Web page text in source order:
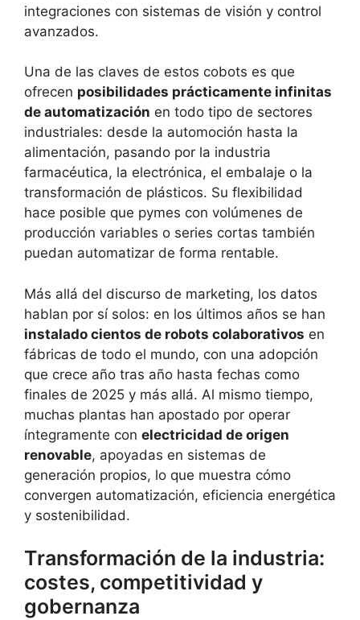
integraciones con sistemas de visión y control
avanzados.
Una de las claves de estos cobots es que
ofrecen posibilidades prácticamente infinitas
de automatización en todo tipo de sectores
industriales: desde la automoción hasta la
alimentación, pasando por la industria
farmacéutica, la electrónica, el embalaje o la
transformación de plásticos. Su flexibilidad
hace posible que pymes con volúmenes de
producción variables o series cortas también
puedan automatizar de forma rentable.
Más allá del discurso de marketing, los datos
hablan por sí solos: en los últimos años se han
instalado cientos de robots colaborativos en
fábricas de todo el mundo, con una adopción
que crece año tras año hasta fechas como
finales de 2025 y más allá. Al mismo tiempo,
muchas plantas han apostado por operar
íntegramente con electricidad de origen
renovable, apoyadas en sistemas de
generación propios, lo que muestra cómo
convergen automatización, eficiencia energética
y sostenibilidad.
Transformación de la industria:
costes, competitividad y
gobernanza